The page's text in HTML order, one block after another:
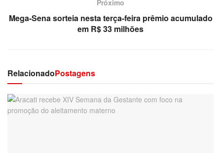
Próximo
Mega-Sena sorteia nesta terça-feira prêmio acumulado
em R$ 33 milhões
RelacionadoPostagens